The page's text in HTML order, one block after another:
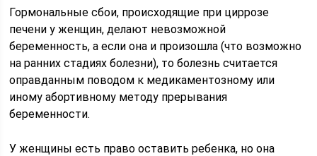
Гормональные сбои, происходящие при циррозе
печени у женщин, делают невозможной
беременность, а если она и произошла (что возможно
на ранних стадиях болезни), то болезнь считается
оправданным поводом к медикаментозному или
иному абортивному методу прерывания
беременности.
У женщины есть право оставить ребенка, но она